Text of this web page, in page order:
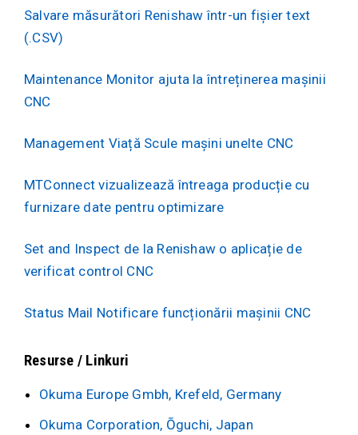
Salvare măsurători Renishaw într-un fișier text
(.CSV)
Maintenance Monitor ajuta la întreținerea mașinii
CNC
Management Viață Scule mașini unelte CNC
MTConnect vizualizează întreaga producție cu
furnizare date pentru optimizare
Set and Inspect de la Renishaw o aplicație de
verificat control CNC
Status Mail Notificare funcționării mașinii CNC
Resurse / Linkuri
Okuma Europe Gmbh, Krefeld, Germany
Okuma Corporation, Ōguchi, Japan